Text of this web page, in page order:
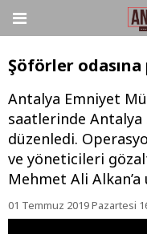
Şöförler odasına
Antalya Emniyet
saatlerinde Antalya
düzenledi.
ve yöneticileri
Mehmet Ali Alkan’a
01 Temmuz 2019 Pazartesi